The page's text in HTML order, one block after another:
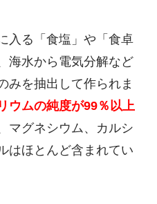
入る「食塩」や「食卓
海水から電気分解など
みを抽出して作られま
ウムの純度が99％以上
マグネシウム、カルシ
はほとんど含まれてい